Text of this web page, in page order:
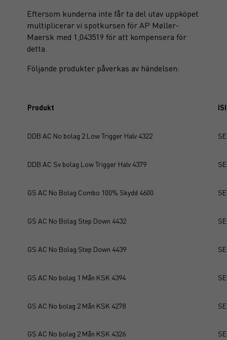
Eftersom kunderna inte får ta del utav uppköpet
multiplicerar vi spotkursen för AP Møller-
Maersk med 1,043519 för att kompensera för
detta.
Följande produkter påverkas av händelsen:
Produkt
DDB AC No bolag 2 Low Trigger Halv 4322
DDB AC Sv bolag Low Trigger Halv 4379
GS AC No Bolag Combo 100% Skydd 4600
GS AC No Bolag Step Down 4432
GS AC No Bolag Step Down 4439
GS AC No bolag 1 Mån KSK 4394
GS AC No bolag 2 Mån KSK 4278
GS AC No bolag 2 Mån KSK 4326